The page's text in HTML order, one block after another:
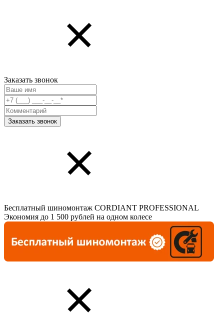
Заказать звонок
Бесплатный шиномонтаж CORDIANT PROFESSIONAL
Экономия до 1 500 рублей на одном колесе